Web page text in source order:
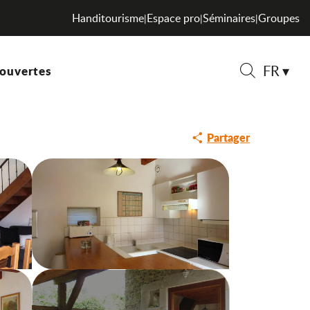
FR
Handitourisme|Espace pro|Séminaires|Groupes
Partager